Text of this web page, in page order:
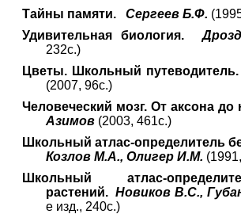
Тайны памяти. Сергеев Б.Ф.
Удивительная биология.
232с.)
Цветы. Школьный путеводитель.
(2007, 96с.)
Человеческий мозг. От аксона
Азимов (2003, 461с.)
Школьный атлас-определитель
Козлов М.А., Олигер И.М.
Школьный атлас-
растений.Новиков В.С.,
е изд., 240с.)